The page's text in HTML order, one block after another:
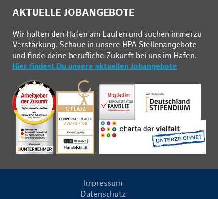
AKTUELLE JOBANGEBOTE
Wir hal­ten den Ha­fen am Lau­fen und su­chen im­mer­zu
Ver­stär­kung. Schau­e in un­se­re HPA Stel­len­an­ge­bo­te
und fin­de deine be­ruf­li­che Zu­kunft bei uns im Ha­fen.
Hier findest Du unsere aktuellen Jobangebote
Impressum
Datenschutz